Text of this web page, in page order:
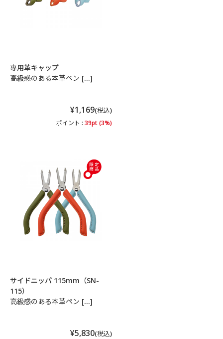
専用革キャップ
高級感のある本革ペン […]
¥1,169(税込)
ポイント : 39pt (3%)
サイドニッパ 115mm（SN-
115）
高級感のある本革ペン […]
¥5,830(税込)